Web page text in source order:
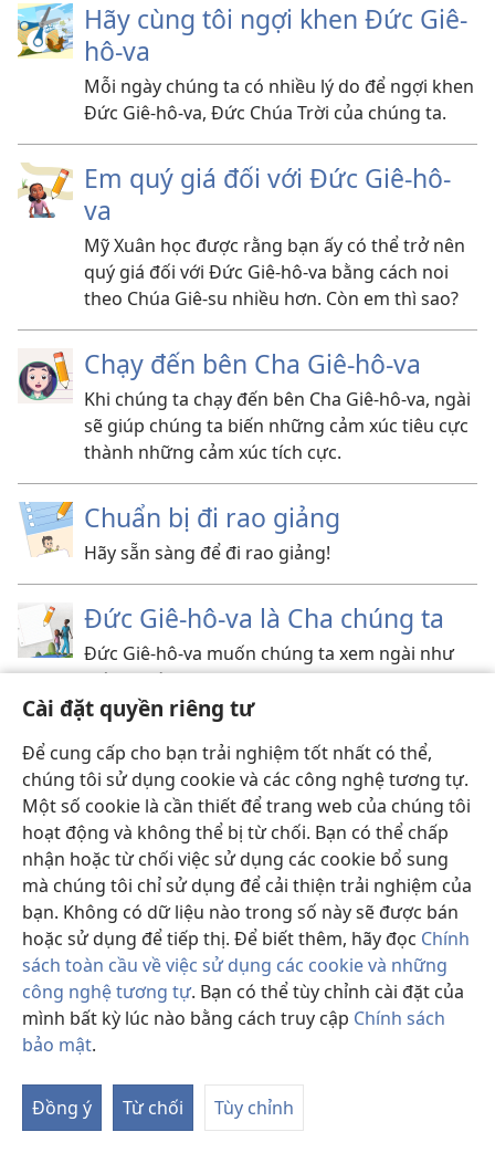
Cài đặt quyền riêng tư
Để cung cấp cho bạn trải nghiệm tốt nhất có thể,
chúng tôi sử dụng cookie và các công nghệ tương tự.
Một số cookie là cần thiết để trang web của chúng tôi
hoạt động và không thể bị từ chối. Bạn có thể chấp
nhận hoặc từ chối việc sử dụng các cookie bổ sung
mà chúng tôi chỉ sử dụng để cải thiện trải nghiệm của
bạn. Không có dữ liệu nào trong số này sẽ được bán
hoặc sử dụng để tiếp thị. Để biết thêm, hãy đọc Chính
sách toàn cầu về việc sử dụng các cookie và những
công nghệ tương tự. Bạn có thể tùy chỉnh cài đặt của
mình bất kỳ lúc nào bằng cách truy cập Chính sách
bảo mật.
Đồng ý Từ chối Tùy chỉnh
Hãy cùng tôi ngợi khen Đức Giê-
hô-va
Mỗi ngày chúng ta có nhiều lý do để ngợi khen
Đức Giê-hô-va, Đức Chúa Trời của chúng ta.
Em quý giá đối với Đức Giê-hô-
va
Mỹ Xuân học được rằng bạn ấy có thể trở nên
quý giá đối với Đức Giê-hô-va bằng cách noi
theo Chúa Giê-su nhiều hơn. Còn em thì sao?
Chạy đến bên Cha Giê-hô-va
Khi chúng ta chạy đến bên Cha Giê-hô-va, ngài
sẽ giúp chúng ta biến những cảm xúc tiêu cực
thành những cảm xúc tích cực.
Chuẩn bị đi rao giảng
Hãy sẵn sàng để đi rao giảng!
Đức Giê-hô-va là Cha chúng ta
Đức Giê-hô-va muốn chúng ta xem ngài như
một người cha.
Cha hãnh diện về em
Em có thể bênh vực điều đúng và làm Đức Giê-
hô-va hãnh diện.
Đức Chúa Trời làm cho lớn lên
Hãy cùng tìm hiểu cách một người có thể lớn
lên về thiêng liêng!
Hãy là bạn tốt để kết thêm bạn
Em có thể kết thêm bạn bằng cách trở thành
Hành động yêu thương cao cả